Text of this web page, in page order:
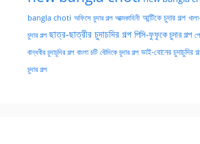
bangla choti অফিসে চুদার গল্প আত্মকাহিনী আন্টিকে চুদার গল্প
চুদার গল্প ছাত্র-ছাত্রীর চুদাচদির গল্প পিসি-ফুফুকে চুদার গল্প
বান্ধবীর চুদাচুদির গল্প বাংলা চটি বৌদিকে চুদার গল্প ভাই-বোনের চুদাচুদির
চুদার গল্প